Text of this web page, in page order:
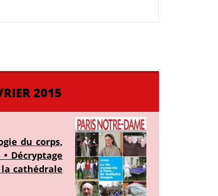
2015
du corps,
Décryptage
cathédrale